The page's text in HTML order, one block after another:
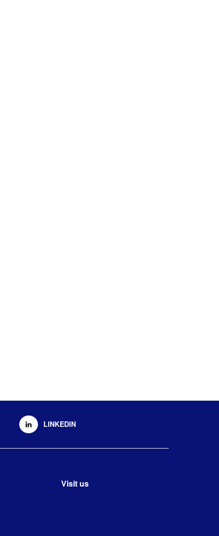
LINKEDIN
Visit us